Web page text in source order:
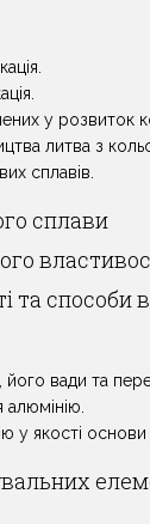
у розвиток
литва з
сплавів.
сплави
та способи
його вади та
у якості основи